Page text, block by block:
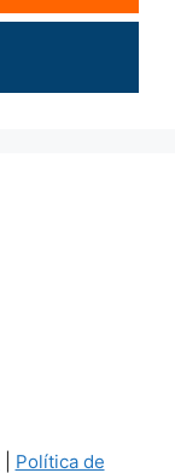
Política de